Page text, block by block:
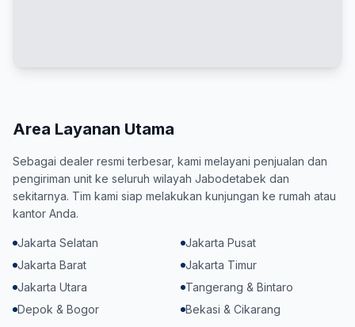
Area Layanan Utama
Sebagai dealer resmi terbesar, kami melayani penjualan dan
pengiriman unit ke seluruh wilayah Jabodetabek dan
sekitarnya. Tim kami siap melakukan kunjungan ke rumah atau
kantor Anda.
Jakarta Selatan
Jakarta Pusat
Jakarta Barat
Jakarta Timur
Jakarta Utara
Tangerang & Bintaro
Depok & Bogor
Bekasi & Cikarang